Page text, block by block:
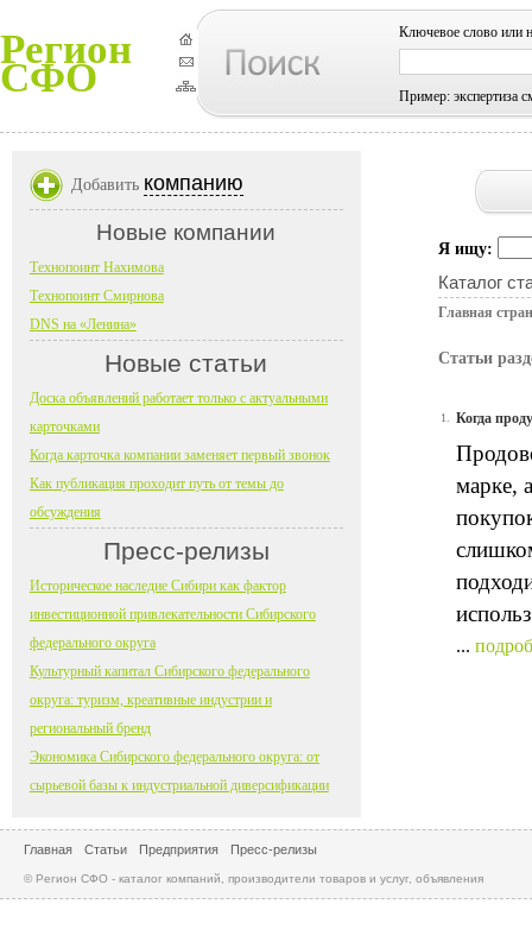
Регион
СФО
Ключевое слово или
Пример: экспертиза
Я ищу:
Каталог
Главная
Статьи
1. Когда
марке,
...
Добавить компанию
Новые компании
Технопоинт Нахимова
Технопоинт Смирнова
DNS на «Ленина»
Новые статьи
Доска объявлений работает только с актуальными
карточками
Когда карточка компании заменяет первый звонок
Как публикация проходит путь от темы до
обсуждения
Пресс-релизы
Историческое наследие Сибири как фактор
инвестиционной привлекательности Сибирского
федерального округа
Культурный капитал Сибирского федерального
округа: туризм, креативные индустрии и
региональный бренд
Экономика Сибирского федерального округа: от
сырьевой базы к индустриальной диверсификации
Главная Статьи Предприятия Пресс-релизы
© Регион СФО - каталог компаний, производители товаров и услуг, объявления